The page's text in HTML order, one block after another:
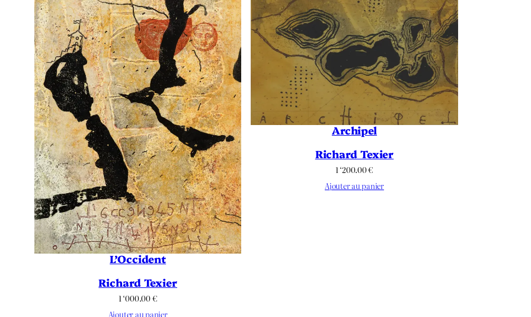
L’Occident
Richard Texier
1 ‘000.00€
Ajouter au panier
Archipel
Richard Texier
1 ‘200.00€
Ajouter au panier